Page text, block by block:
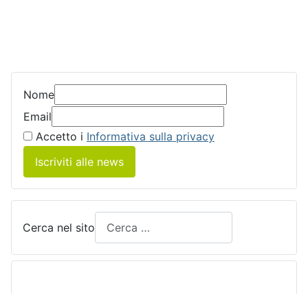
Nome
Email
Accetto i Informativa sulla privacy
Iscriviti alle news
Cerca nel sito